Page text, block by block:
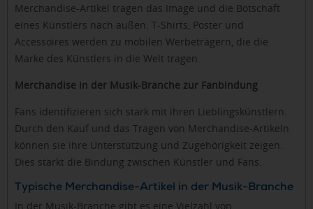
Merchandise-Artikel tragen das Image und die Botschaft
eines Künstlers nach außen. T-Shirts, Poster und
Accessoires werden zu mobilen Werbeträgern, die die
Marke des Künstlers in die Welt tragen.
Merchandise in der Musik-Branche zur Fanbindung
Fans identifizieren sich stark mit ihren Lieblingskünstlern.
Durch den Kauf und das Tragen von Merchandise-Artikeln
können sie ihre Unterstützung und Zugehörigkeit zeigen.
Dies stärkt die Bindung zwischen Künstler und Fans.
Typische Merchandise-Artikel in der Musik-Branche
In der Musik-Branche gibt es eine Vielzahl von